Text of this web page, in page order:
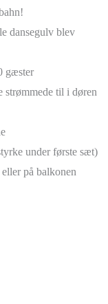
dansegulv blev
gæster
strømmede til i døren
under første sæt)
på balkonen